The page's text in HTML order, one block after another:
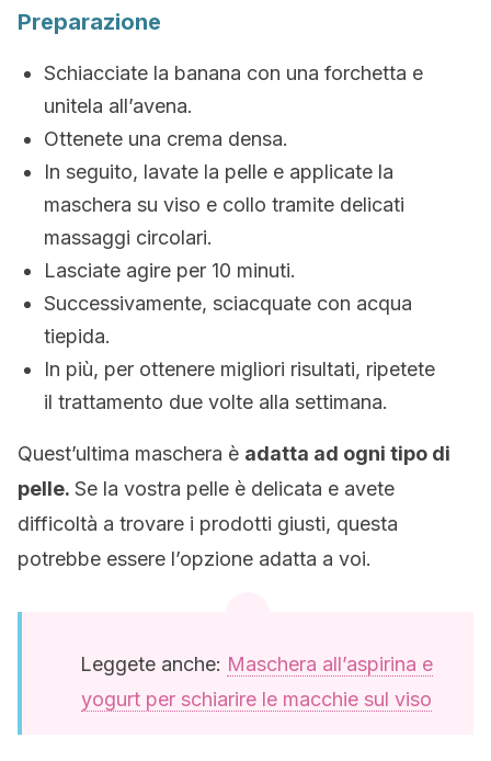
Preparazione
Schiacciate la banana con una forchetta e
unitela all’avena.
Ottenete una crema densa.
In seguito, lavate la pelle e applicate la
maschera su viso e collo tramite delicati
massaggi circolari.
Lasciate agire per 10 minuti.
Successivamente, sciacquate con acqua
tiepida.
In più, per ottenere migliori risultati, ripetete
il trattamento due volte alla settimana.
Quest’ultima maschera è adatta ad ogni tipo di
pelle. Se la vostra pelle è delicata e avete
difficoltà a trovare i prodotti giusti, questa
potrebbe essere l’opzione adatta a voi.
Leggete anche: Maschera all’aspirina e
yogurt per schiarire le macchie sul viso